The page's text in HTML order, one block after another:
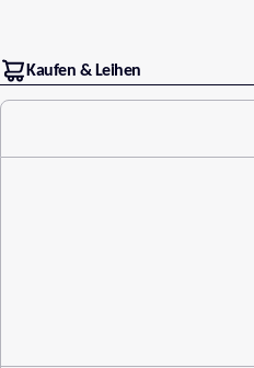
Kaufen & Leihen